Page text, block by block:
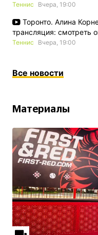
Теннис Вчера, 19:00
Торонто. Алина
трансляция: смотреть
Теннис Вчера, 19:00
Все новости
Материалы